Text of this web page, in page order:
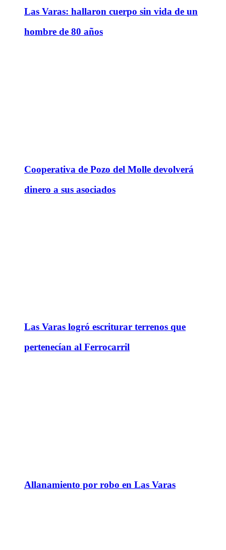
Las Varas: hallaron cuerpo sin vida de un
hombre de 80 años
Cooperativa de Pozo del Molle devolverá
dinero a sus asociados
Las Varas logró escriturar terrenos que
pertenecían al Ferrocarril
Allanamiento por robo en Las Varas